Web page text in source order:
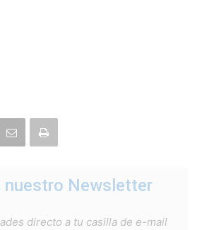
nuestro Newsletter
directo a tu casilla de e-mail